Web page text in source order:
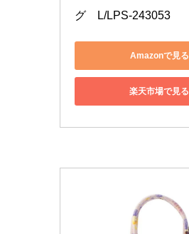
グ　L/LPS-243053
Amazonで見る
楽天市場で見る